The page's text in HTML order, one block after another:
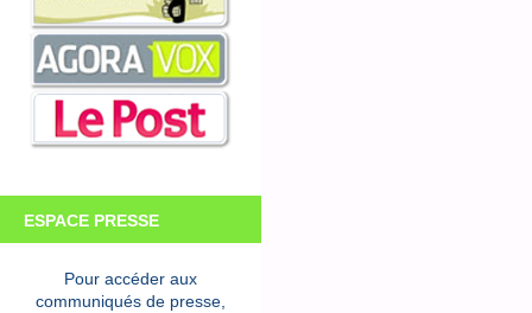
ESPACE PRESSE
Pour accéder aux
communiqués de presse,